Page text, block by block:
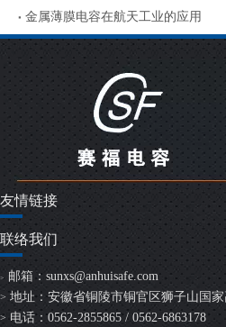
金属薄膜电容在航天工业的应用
友情链接
联络我们
> 邮箱： sunxs@anhuisafe.com
> 地址：安徽省铜陵市铜官区狮子山国
> 电话：0562-2855865 / 0562-6863178